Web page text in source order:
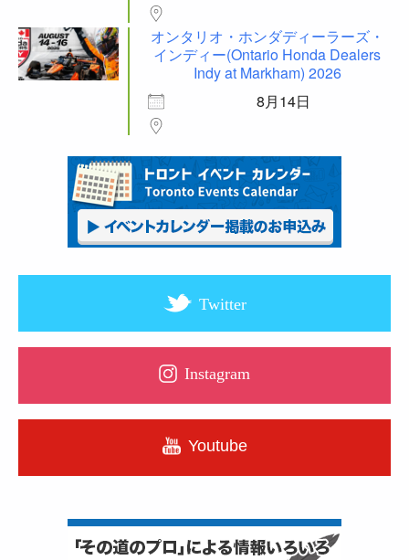
オンタリオ・ホンダディーラーズ・
インディー(Ontario Honda Dealers
Indy at Markham) 2026
8月14日
Twitter
Instagram
Youtube